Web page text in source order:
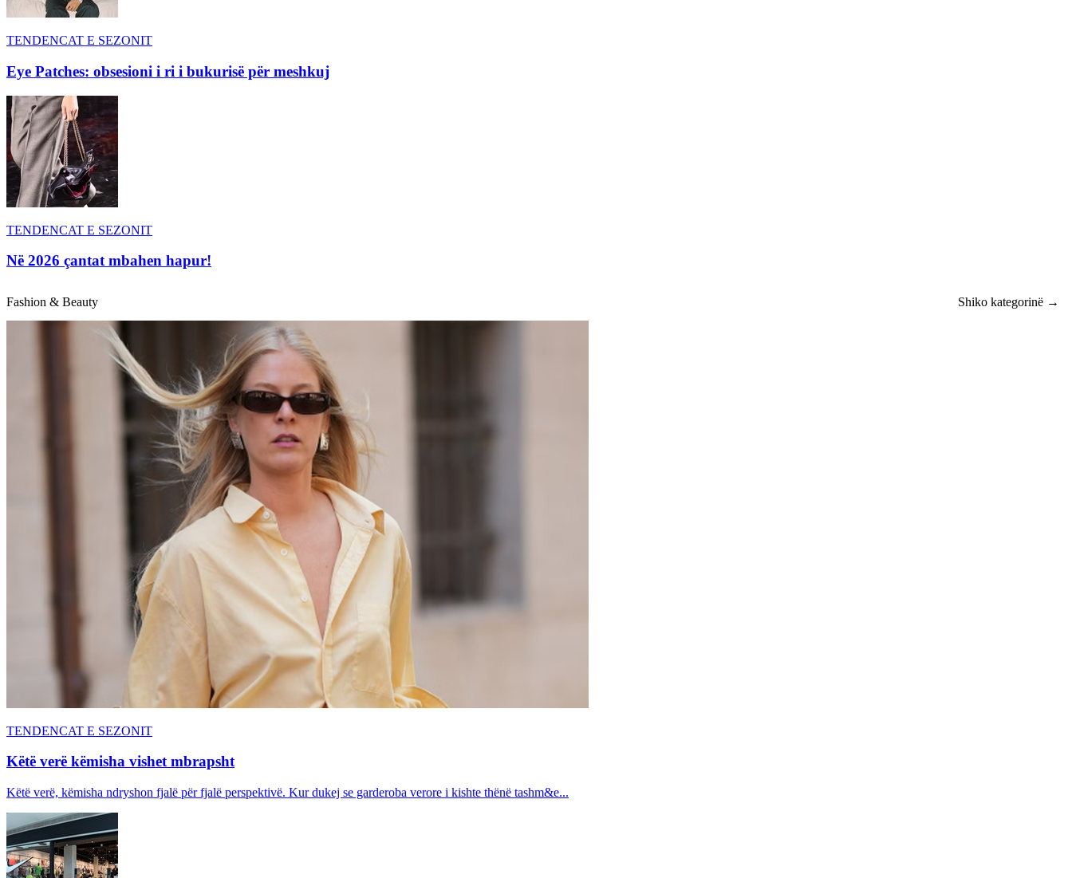
TENDENCAT E SEZONIT
Eye Patches: obsesioni i ri i bukurisë për meshkuj
TENDENCAT E SEZONIT
Në 2026 çantat mbahen hapur!
Fashion & Beauty Shiko kategorinë →
TENDENCAT E SEZONIT
Këtë verë këmisha vishet mbrapsht
Këtë verë, këmisha ndryshon fjalë për fjalë perspektivë. Kur dukej se garderoba verore i kishte thënë tashm&e...